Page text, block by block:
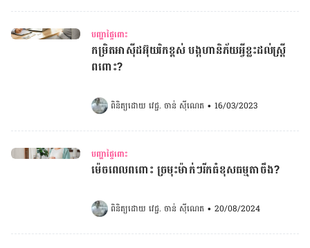
បញ្ហាផ្ទៃពោះ
កម្រិតអាស៊ីដអ៊ុយរិកខ្ពស់ បង្កហានិភ័យអ្វីខ្លះដល់ស្រ្តី
ពពោះ?​​​​​​​​​​​​​​​​​​​​​​​​​​​​​​​​​
ពិនិត្យដោយ វេជ្ជ. ចាន់ ស៊ីណេត • 16/03/2023
បញ្ហាផ្ទៃពោះ
ម៉េចពេលពពោះ ច្រមុះម៉ាក់ៗរីកធំខុសធម្មតាចឹង?
ពិនិត្យដោយ វេជ្ជ. ចាន់ ស៊ីណេត • 20/08/2024